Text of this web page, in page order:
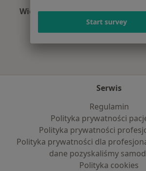
Więcej (11)
Więcej w kategorii:
Serwis
Regulamin
Polityka prywatności
Polityka prywatności
Polityka prywatności dla
dane pozyskaliśmy
Polityka cookies
Start survey